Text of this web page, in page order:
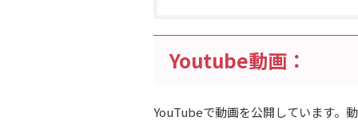
Youtube動画：
YouTubeで動画を公開しています。